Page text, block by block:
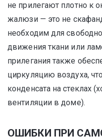
не прилегают плотно к
жалюзи — это не
необходим для
движения ткани или
прилегания также
циркуляцию воздуха,
конденсата на стеклах
вентиляции в доме).
ОШИБКИ ПРИ